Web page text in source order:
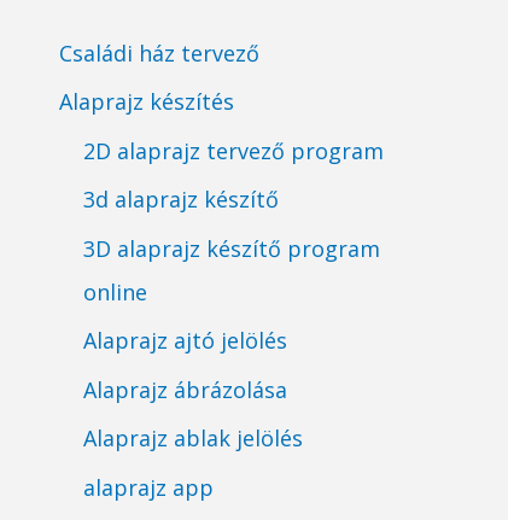
Családi ház tervező
Alaprajz készítés
2D alaprajz tervező program
3d alaprajz készítő
3D alaprajz készítő program
online
Alaprajz ajtó jelölés
Alaprajz ábrázolása
Alaprajz ablak jelölés
alaprajz app